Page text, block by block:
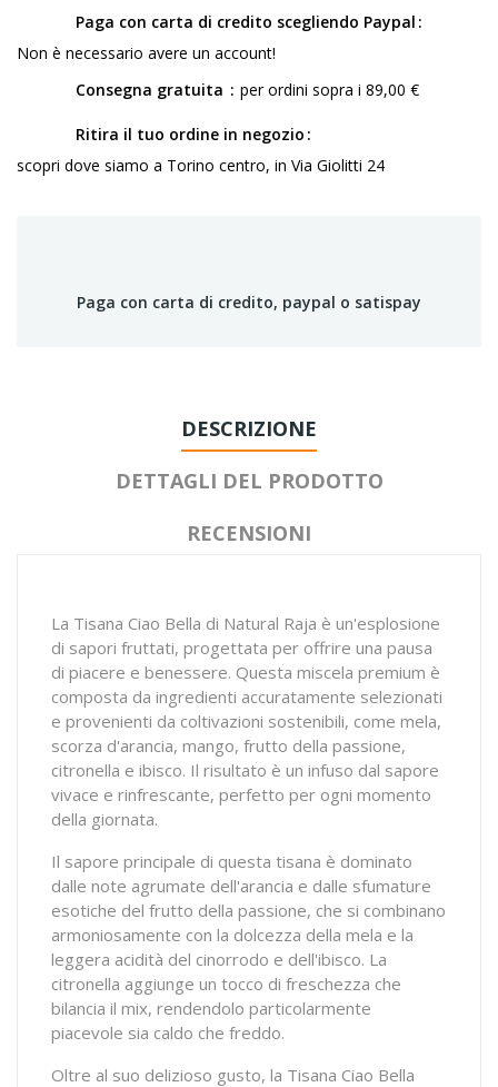
Paga con carta di credito scegliendo Paypal
Non è necessario avere un account!
Consegna gratuita
per ordini sopra i 89,00 €
Ritira il tuo ordine in negozio
scopri dove siamo a Torino centro, in Via Giolitti 24
Paga con carta di credito, paypal o satispay
DESCRIZIONE
DETTAGLI DEL PRODOTTO
RECENSIONI
La Tisana Ciao Bella di Natural Raja è un'esplosione
di sapori fruttati, progettata per offrire una pausa
di piacere e benessere. Questa miscela premium è
composta da ingredienti accuratamente selezionati
e provenienti da coltivazioni sostenibili, come mela,
scorza d'arancia, mango, frutto della passione,
citronella e ibisco. Il risultato è un infuso dal sapore
vivace e rinfrescante, perfetto per ogni momento
della giornata.
Il sapore principale di questa tisana è dominato
dalle note agrumate dell'arancia e dalle sfumature
esotiche del frutto della passione, che si combinano
armoniosamente con la dolcezza della mela e la
leggera acidità del cinorrodo e dell'ibisco. La
citronella aggiunge un tocco di freschezza che
bilancia il mix, rendendolo particolarmente
piacevole sia caldo che freddo.
Oltre al suo delizioso gusto, la Tisana Ciao Bella